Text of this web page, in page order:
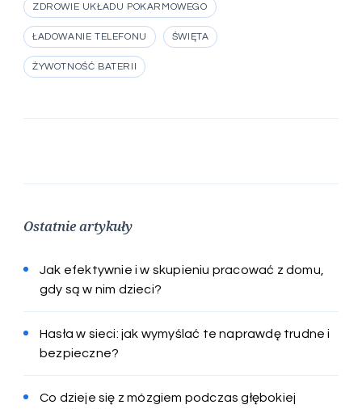
ZDROWIE UKŁADU POKARMOWEGO
ŁADOWANIE TELEFONU ŚWIĘTA
ŻYWOTNOŚĆ BATERII
Ostatnie artykuły
Jak efektywnie i w skupieniu pracować z domu,
gdy są w nim dzieci?
Hasła w sieci: jak wymyślać te naprawdę trudne i
bezpieczne?
Co dzieje się z mózgiem podczas głębokiej